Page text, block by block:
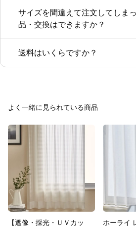
サイズを間違えて注文してしま
品・交換はできますか？
送料はいくらですか？
よく一緒に見られている商品
【遮像・採光・ＵＶカッ
ホーライ